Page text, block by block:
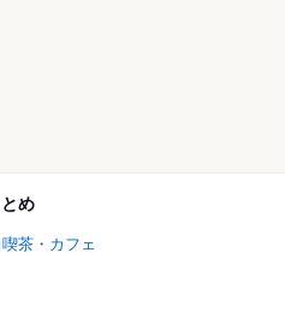
め
茶・カフェ